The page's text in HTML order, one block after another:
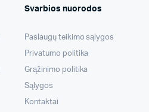
Svarbios nuorodos
Paslaugų teikimo sąlygos
Privatumo politika
Grąžinimo politika
Sąlygos
Kontaktai